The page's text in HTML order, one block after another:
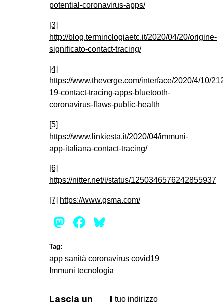
potential-coronavirus-apps/
[3]
http://blog.terminologiaetc.it/2020/04/20/origine-
significato-contact-tracing/
[4]
https://www.theverge.com/interface/2020/4/10/
19-contact-tracing-apps-bluetooth-
coronavirus-flaws-public-health
[5]
https://www.linkiesta.it/2020/04/immuni-
app-italiana-contact-tracing/
[6]
https://nitter.net/i/status/1250346576242855937
[7] https://www.gsma.com/
Mastodon
Facebook
Tag:
app sanità coronavirus covid19
Immuni tecnologia
Lascia un
Il tuo indirizzo